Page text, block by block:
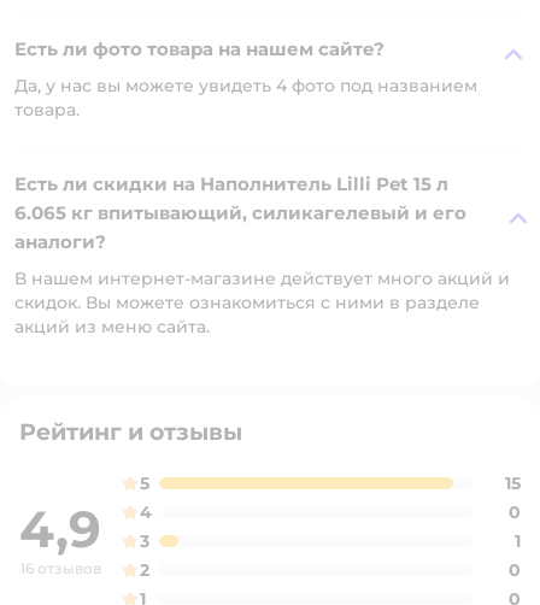
Есть ли фото товара на нашем сайте?
Да, у нас вы можете увидеть 4 фото под названием
товара.
Есть ли скидки на Наполнитель Lilli Pet 15 л
6.065 кг впитывающий, силикагелевый и его
аналоги?
В нашем интернет-магазине действует много акций и
скидок. Вы можете ознакомиться с ними в разделе
акций из меню сайта.
Рейтинг и отзывы
4,9
16 отзывов
5
15
4
0
3
1
2
0
1
0